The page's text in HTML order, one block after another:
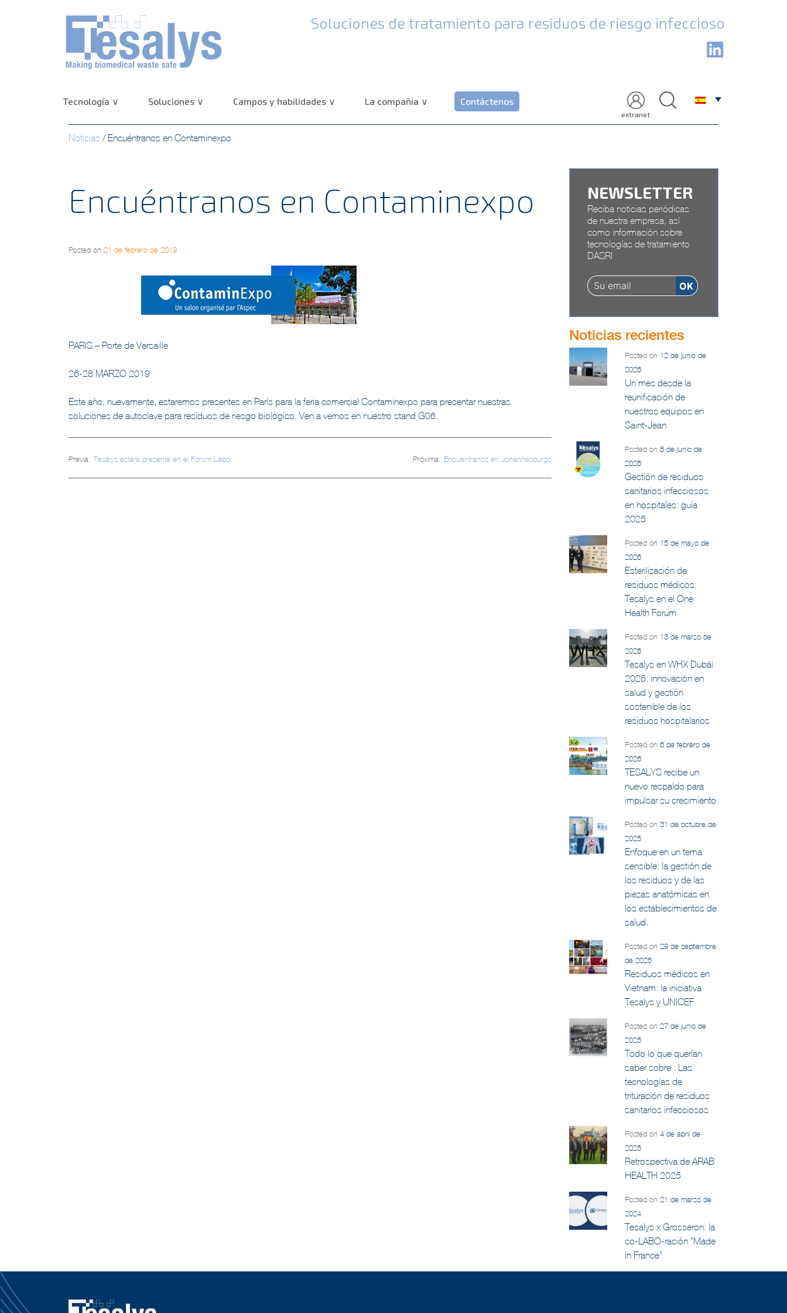
Soluciones de tratamiento para residuos de riesgo infeccioso
Tecnología Soluciones Campos y habilidades La compañia Contáctenos
extranet
Noticias / Encuéntranos en Contaminexpo
Encuéntranos en Contaminexpo
Posted on 21 de febrero de 2019
PARIS – Porte de Versaille
26-28 MARZO 2019
Este año, nuevamente, estaremos presentes en París para la feria comercial Contaminexpo para presentar nuestras
soluciones de autoclave para residuos de riesgo biológico. Ven a vernos en nuestro stand G06.
Previa: Tesalys estará presente en el Forum Labo Próxima: Encuéntranos en Johannesburgo
NEWSLETTER
Reciba noticias periódicas
de nuestra empresa, así
como información sobre
tecnologías de tratamiento
DASRI
Noticias recientes
Posted on 12 de junio de
2026
Un mes desde la
reunificación de
nuestros equipos en
Saint-Jean
Posted on 8 de junio de
2026
Gestión de residuos
sanitarios infecciosos
en hospitales: guía
2025
Posted on 15 de mayo de
2026
Esterilización de
residuos médicos:
Tesalys en el One
Health Forum
Posted on 13 de marzo de
2026
Tesalys en WHX Dubái
2026: innovación en
salud y gestión
sostenible de los
residuos hospitalarios
Posted on 6 de febrero de
2026
TESALYS recibe un
nuevo respaldo para
impulsar su crecimiento
Posted on 31 de octubre de
2025
Enfoque en un tema
sensible: la gestión de
los residuos y de las
piezas anatómicas en
los establecimientos de
salud.
Posted on 29 de septiembre
de 2025
Residuos médicos en
Vietnam: la iniciativa
Tesalys y UNICEF
Posted on 27 de junio de
2025
Todo lo que querían
saber sobre : Las
tecnologías de
trituración de residuos
sanitarios infecciosos
Posted on 4 de abril de
2025
Retrospectiva de ARAB
HEALTH 2025
Posted on 21 de marzo de
2024
Tesalys x Grosseron: la
co-LABO-ración "Made
in France"